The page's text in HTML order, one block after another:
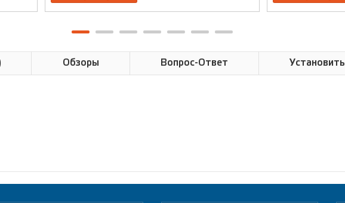
Обзоры Вопрос-Ответ Установить